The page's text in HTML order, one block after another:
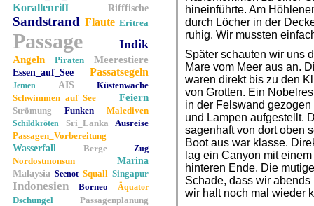
Korallenriff Rifffische
Sandstrand Flaute Eritrea
Passage Indik
Angeln Piraten Meerestiere
Essen_auf_See Passatsegeln
Jemen AIS
Küstenwache
Schwimmen_auf_See
Feiern
Strömung Funken Malediven
Schildkröten Sri_Lanka
Ausreise
Passagen_Vorbereitung
Wasserfall
Berge Zug
Nordostmonsun
Marina
Malaysia Seenot Squall Singapur
Indonesien Borneo Äquator
Dschungel Passagenplanung
hineinführte. Am
durch Löcher in der
ruhig. Wir mussten
Später schauten wir uns
Mare vom Meer aus an.
waren direkt bis zu den
von Grotten. Ein
in der Felswand
und Lampen aufgestellt.
sagenhaft von dort oben
Boot aus war klasse.
lag ein Canyon mit
hinteren Ende. Die
Schade, dass wir
wir halt noch mal wieder